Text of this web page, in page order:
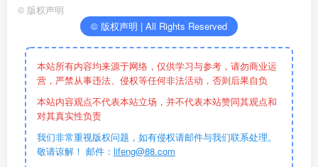
© 版权声明
© 版权声明 | All Rights Reserved
本站所有内容均来源于网络，仅供学习与参考，请勿商业运
营，严禁从事违法、侵权等任何非法活动，否则后果自负
本站内容观点不代表本站立场，并不代表本站赞同其观点和
对其真实性负责
我们非常重视版权问题，如有侵权请邮件与我们联系处理。
敬请谅解！ 邮件： lifeng@88.com